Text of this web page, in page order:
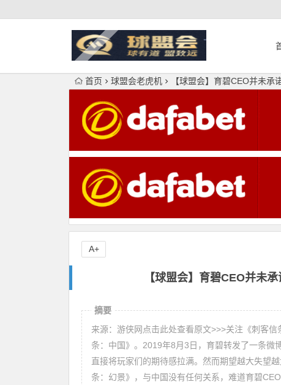
首页 球盟会老虎机 【球盟会】育碧CEO并未
【球盟会】育碧CEO并未
A+
摘要
来源：游侠网点击此处查看原文>>>关注《刺客
条：中国》。2019年8月3日，育碧转发了一条微
直接将玩家们的期待感拉满。然而期望越大失望
条：幻景》，与中国没有任何关系，难道育碧CEO